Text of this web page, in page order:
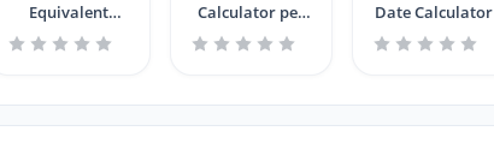
Equivalent
Calculator
Calculator per
ASME B31.3
Date Calculator